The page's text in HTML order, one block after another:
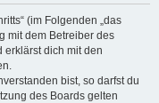
(im Folgenden „das
mit dem Betreiber des
erklärst dich mit den
bist, so darfst du
des Boards gelten